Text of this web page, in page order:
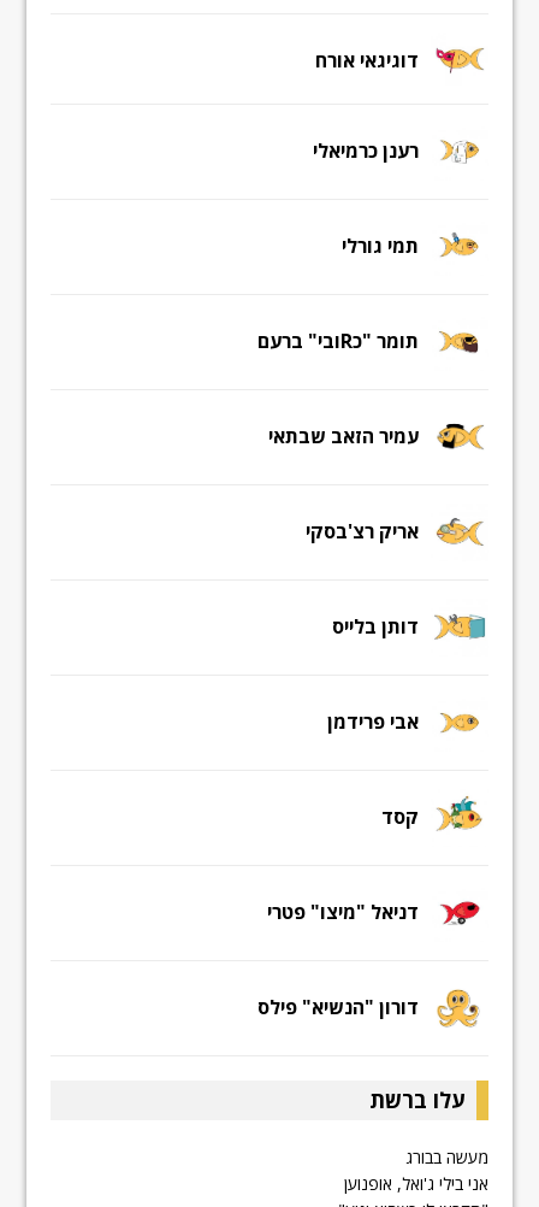
דוגיגאי אורח
רענן כרמיאלי
תמי גורלי
תומר "כRובי" ברעם
עמיר הזאב שבתאי
אריק רצ'בסקי
דותן בלייס
אבי פרידמן
קסד
דניאל "מיצו" פטרי
דורון "הנשיא" פילס
עלו ברשת
מעשה בבורג
אני בילי ג'ואל, אופנוען